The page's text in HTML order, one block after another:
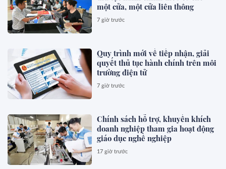
một cửa, một cửa liên thông
7 giờ trước
Quy trình mới về tiếp nhận, giải
quyết thủ tục hành chính trên môi
trường điện tử
7 giờ trước
Chính sách hỗ trợ, khuyến khích
doanh nghiệp tham gia hoạt động
giáo dục nghề nghiệp
17 giờ trước